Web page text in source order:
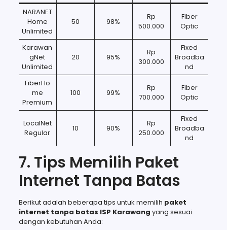
NARANET
Home
Unlimited
50 98%
Rp
500.000
Fiber
Optic
Karawan
gNet
Unlimited
20 95%
Rp
300.000
Fixed
Broadba
nd
FiberHo
me
Premium
100 99%
Rp
700.000
Fiber
Optic
LocalNet
Regular
10 90%
Rp
250.000
Fixed
Broadba
nd
7. Tips Memilih Paket
Internet Tanpa Batas
Berikut adalah beberapa tips untuk memilih paket
internet tanpa batas ISP Karawang yang sesuai
dengan kebutuhan Anda: